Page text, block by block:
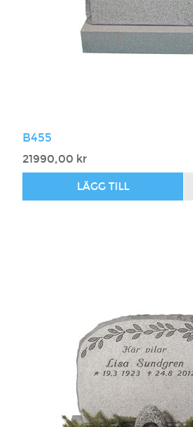
B455
21990,00 kr